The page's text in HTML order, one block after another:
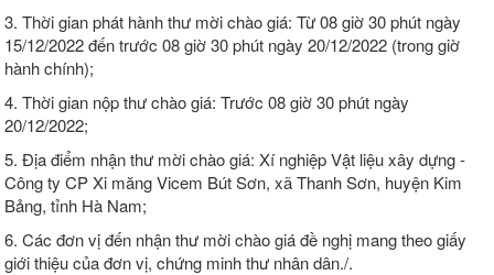
3. Thời gian phát hành thư mời chào giá: Từ 08 giờ 30 phút ngày
15/12/2022 đến trước 08 giờ 30 phút ngày 20/12/2022 (trong giờ
hành chính);
4. Thời gian nộp thư chào giá: Trước 08 giờ 30 phút ngày
20/12/2022;
5. Địa điểm nhận thư mời chào giá: Xí nghiệp Vật liệu xây dựng -
Công ty CP Xi măng Vicem Bút Sơn, xã Thanh Sơn, huyện Kim
Bảng, tỉnh Hà Nam;
6. Các đơn vị đến nhận thư mời chào giá đề nghị mang theo giấy
giới thiệu của đơn vị, chứng minh thư nhân dân./.